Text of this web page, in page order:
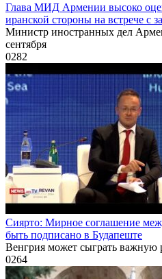
Глава МИД Армении высоко
иранской стороны на встрече с
Министр иностранных дел
сентября
0282
Сиярто: Мирное соглашение
быть подписано в Будапеште
Венгрия может сыграть
0264